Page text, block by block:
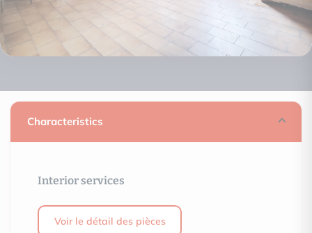
Characteristics
Interior services
Voir le détail des pièces